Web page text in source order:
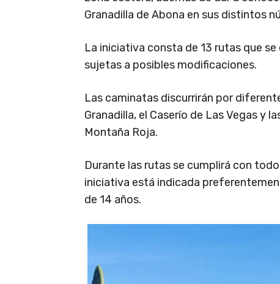
Granadilla de Abona en sus distintos
La iniciativa consta de 13 rutas que
sujetas a posibles modificaciones.
Las caminatas discurrirán por
Granadilla, el Caserío de Las Vegas y
Montaña Roja.
Durante las rutas se cumplirá con
iniciativa está indicada
de 14 años.